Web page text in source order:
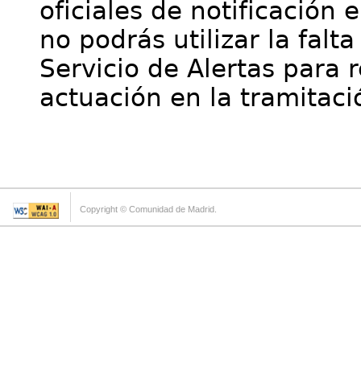
oficiales de notificación
no podrás utilizar la
Servicio de Alertas para
actuación en la
Copyright © Comunidad de Madrid.